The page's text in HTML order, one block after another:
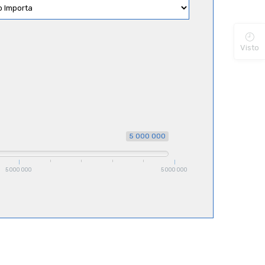
5 000 000
5 000 000 5 000 000
Visto